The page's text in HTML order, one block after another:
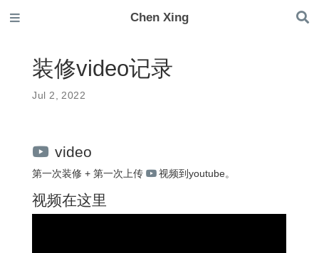
Chen Xing
装修video记录
Jul 2, 2022
video
第一次装修 + 第一次上传 视频到youtube。
视频在这里